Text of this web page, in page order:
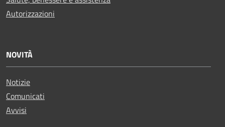
Autorizzazioni
NOVITÀ
Notizie
Comunicati
Avvisi